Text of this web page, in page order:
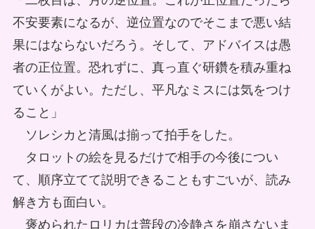
不安要素になるが、逆位置なのでそこまで悪い結
果にはならないだろう。そして、アドバイスは愚
者の正位置。恐れずに、真っ直ぐ研鑽を積み重ね
ていくがよい。ただし、平凡なミスには気をつけ
ること」
ソレシカと清風は揃って拍手をした。
タロットの絵を見るだけで相手の今後につい
て、順序立てて説明できることもすごいが、読み
解き方も面白い。
褒められたロリカは普段の冷静さを崩さないま